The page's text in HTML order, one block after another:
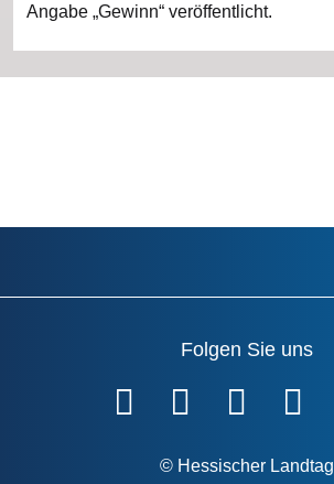
Angabe „Gewinn“ veröffentlicht.
Folgen Sie uns
© Hessischer Landtag